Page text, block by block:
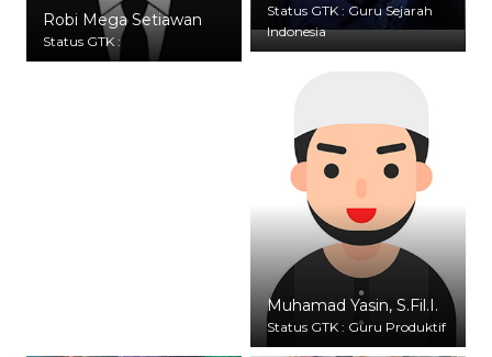
Robi Mega Setiawan
Status GTK :
Status GTK : Guru Sejarah
Indonesia
Muhamad Yasin, S.Fil.I.
Status GTK : Guru Produktif